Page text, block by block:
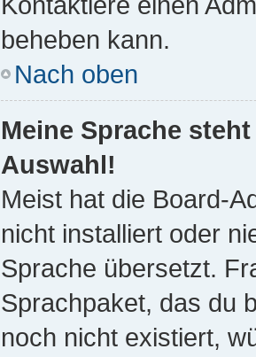
beheben kann.
Nach oben
Meine Sprache
Auswahl!
Meist hat die Board-
nicht installiert oder
Sprache übersetzt.
Sprachpaket, das du
noch nicht existiert,